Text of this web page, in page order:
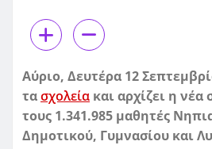
Αύριο, Δευτέρα 12
τασχολεία και αρχίζει η νέα
τους 1.341.985 μαθητές
Δημοτικού, Γυμνασίου και